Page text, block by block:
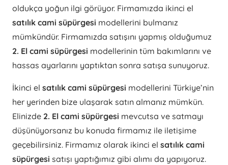
oldukça yoğun ilgi görüyor. Firmamızda ikinci el
satılık cami süpürgesi modellerini bulmanız
mümkündür. Firmamızda satışını yapmış olduğumuz
2. El cami süpürgesi modellerinin tüm bakımlarını ve
hassas ayarlarını yaptıktan sonra satışa sunuyoruz.
İkinci el satılık cami süpürgesi modellerini Türkiye’nin
her yerinden bize ulaşarak satın almanız mümkün.
Elinizde 2. El cami süpürgesi mevcutsa ve satmayı
düşünüyorsanız bu konuda firmamız ile iletişime
geçebilirsiniz. Firmamız olarak ikinci el satılık cami
süpürgesi satışı yaptığımız gibi alımı da yapıyoruz.